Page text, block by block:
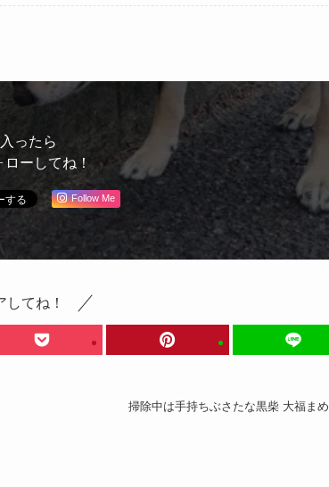
ったら
ローしてね！
Follow Me
してね！
掃除中は手持ちぶさたな黒柴 大福まめ